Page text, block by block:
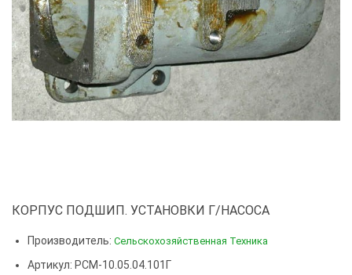
КОРПУС ПОДШИП. УСТАНОВКИ Г/НАСОСА
Производитель: Сельскохозяйственная Техника
Артикул: РСМ-10.05.04.101Г